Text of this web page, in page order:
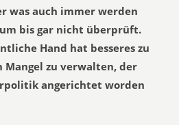
was auch immer werden
bis gar nicht überprüft.
Hand hat besseres zu
Mangel zu verwalten, der
angerichtet worden